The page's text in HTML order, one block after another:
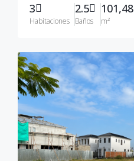
3
Habitaciones
2.5
Baños
101,48
m²